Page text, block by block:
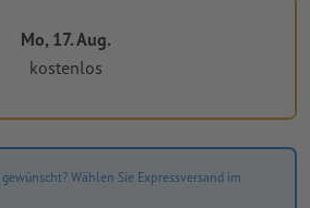
Mo, 17. Aug.
kostenlos
Wählen Sie Expressversand im